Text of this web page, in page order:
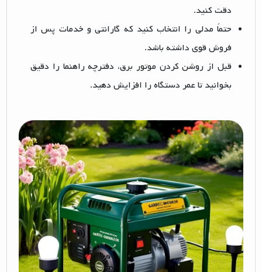
دقت کنید.
حتماً مدلی را انتخاب کنید که گارانتی و خدمات پس از
فروش قوی داشته باشد.
قبل از روشن کردن موتور برق، دفترچه راهنما را دقیق
بخوانید تا عمر دستگاه را افزایش دهید.